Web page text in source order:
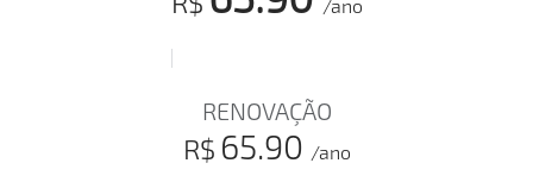
/ano
RENOVAÇÃO
R$ 65.90 /ano